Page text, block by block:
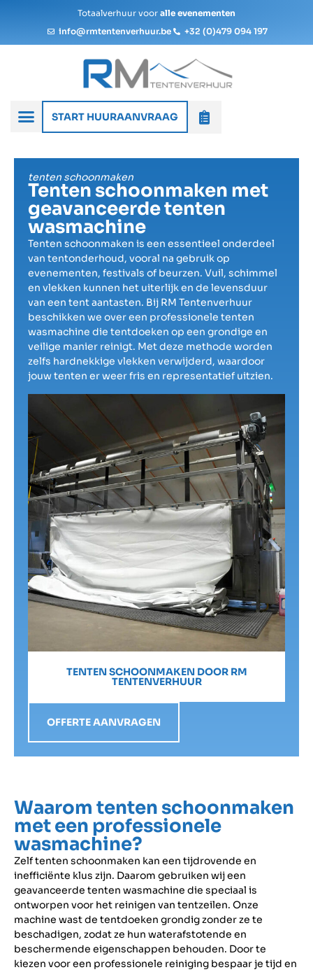
Totaalverhuur voor alle evenementen
info@rmtentenverhuur.be
+32 (0)479 094 197
START HUURAANVRAAG
tenten schoonmaken
Tenten schoonmaken met
geavanceerde tenten
wasmachine
Tenten schoonmaken is een essentieel onderdeel
van tentonderhoud, vooral na gebruik op
evenementen, festivals of beurzen. Vuil, schimmel
en vlekken kunnen het uiterlijk en de levensduur
van een tent aantasten. Bij RM Tentenverhuur
beschikken we over een professionele tenten
wasmachine die tentdoeken op een grondige en
veilige manier reinigt. Met deze methode worden
zelfs hardnekkige vlekken verwijderd, waardoor
jouw tenten er weer fris en representatief uitzien.
TENTEN SCHOONMAKEN DOOR RM
TENTENVERHUUR
OFFERTE AANVRAGEN
Waarom tenten schoonmaken
met een professionele
wasmachine?
Zelf tenten schoonmaken kan een tijdrovende en
inefficiënte klus zijn. Daarom gebruiken wij een
geavanceerde tenten wasmachine die speciaal is
ontworpen voor het reinigen van tentzeilen. Onze
machine wast de tentdoeken grondig zonder ze te
beschadigen, zodat ze hun waterafstotende en
beschermende eigenschappen behouden. Door te
kiezen voor een professionele reiniging bespaar je tijd en